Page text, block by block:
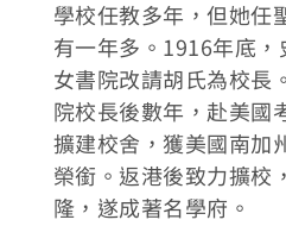
學校任教多年，但她任
有一年多。1916年底
女書院改請胡氏為校長
院校長後數年，赴美國
擴建校舍，獲美國南加
榮銜。返港後致力擴校
隆，遂成著名學府。